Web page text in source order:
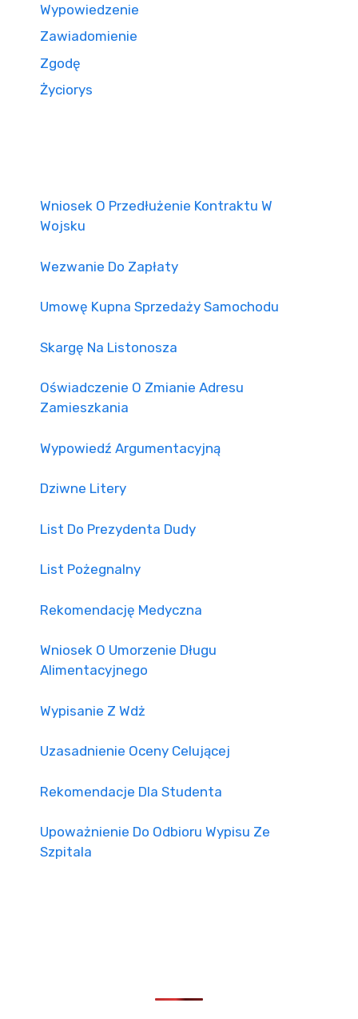
Wypowiedzenie
Zawiadomienie
Zgodę
Życiorys
Wniosek O Przedłużenie Kontraktu W
Wojsku
Wezwanie Do Zapłaty
Umowę Kupna Sprzedaży Samochodu
Skargę Na Listonosza
Oświadczenie O Zmianie Adresu
Zamieszkania
Wypowiedź Argumentacyjną
Dziwne Litery
List Do Prezydenta Dudy
List Pożegnalny
Rekomendację Medyczna
Wniosek O Umorzenie Długu
Alimentacyjnego
Wypisanie Z Wdż
Uzasadnienie Oceny Celującej
Rekomendacje Dla Studenta
Upoważnienie Do Odbioru Wypisu Ze
Szpitala